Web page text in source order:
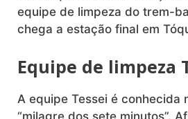
equipe de limpeza do trem-
chega a estação final em
Equipe de limpeza
A equipe Tessei é conhecida
“milagre dos sete minutos”.